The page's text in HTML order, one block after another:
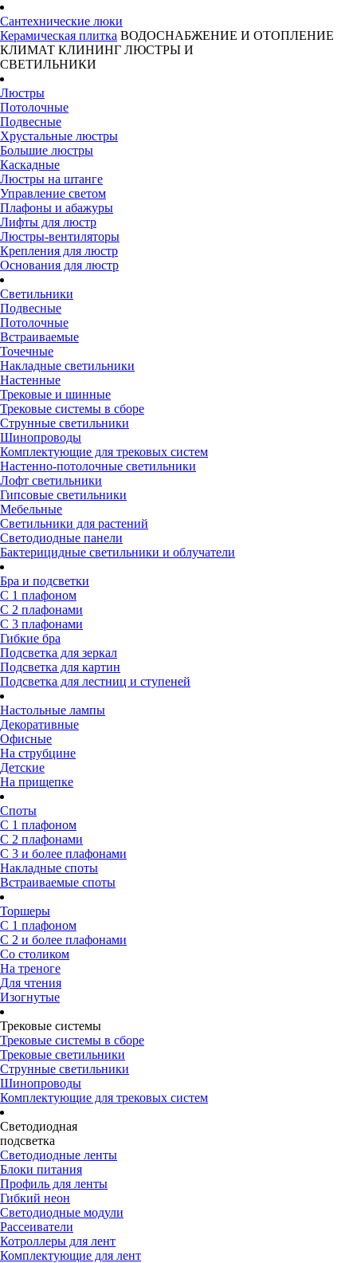
Сантехнические люки
Керамическая плитка ВОДОСНАБЖЕНИЕ И ОТОПЛЕНИЕ
КЛИМАТ КЛИНИНГ ЛЮСТРЫ И
СВЕТИЛЬНИКИ
Люстры
Потолочные
Подвесные
Хрустальные люстры
Большие люстры
Каскадные
Люстры на штанге
Управление светом
Плафоны и абажуры
Лифты для люстр
Люстры-вентиляторы
Крепления для люстр
Основания для люстр
Светильники
Подвесные
Потолочные
Встраиваемые
Точечные
Накладные светильники
Настенные
Трековые и шинные
Трековые системы в сборе
Струнные светильники
Шинопроводы
Комплектующие для трековых систем
Настенно-потолочные светильники
Лофт светильники
Гипсовые светильники
Мебельные
Светильники для растений
Светодиодные панели
Бактерицидные светильники и облучатели
Бра и подсветки
С 1 плафоном
С 2 плафонами
С 3 плафонами
Гибкие бра
Подсветка для зеркал
Подсветка для картин
Подсветка для лестниц и ступеней
Настольные лампы
Декоративные
Офисные
На струбцине
Детские
На прищепке
Споты
С 1 плафоном
С 2 плафонами
С 3 и более плафонами
Накладные споты
Встраиваемые споты
Торшеры
С 1 плафоном
С 2 и более плафонами
Со столиком
На треноге
Для чтения
Изогнутые
Трековые системы
Трековые системы в сборе
Трековые светильники
Струнные светильники
Шинопроводы
Комплектующие для трековых систем
Светодиодная
подсветка
Светодиодные ленты
Блоки питания
Профиль для ленты
Гибкий неон
Светодиодные модули
Рассеиватели
Котроллеры для лент
Комплектующие для лент